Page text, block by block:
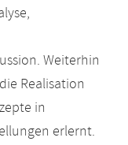
Weiterhin
Realisation
in
erlernt.